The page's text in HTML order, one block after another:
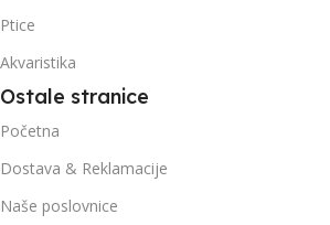
Ptice
Akvaristika
Ostale stranice
Početna
Dostava & Reklamacije
Naše poslovnice